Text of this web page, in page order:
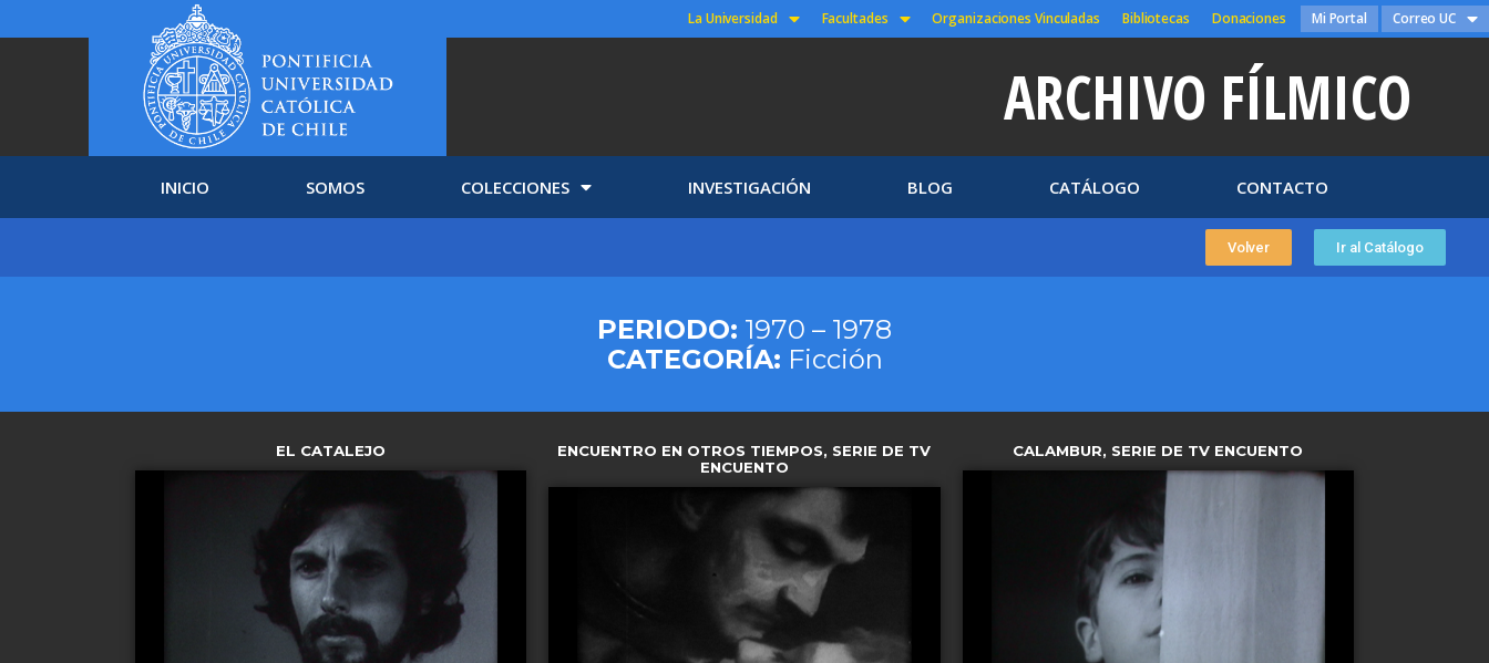
La Universidad Facultades Organizaciones Vinculadas Bibliotecas Donaciones Mi Portal Correo UC
ARCHIVO FÍLMICO
INICIO SOMOS COLECCIONES INVESTIGACIÓN BLOG CATÁLOGO CONTACTO
Volver Ir al Catálogo
PERIODO: 1970 – 1978
CATEGORÍA: Ficción
EL CATALEJO
ENCUENTRO EN OTROS TIEMPOS, SERIE DE TV
ENCUENTO
CALAMBUR, SERIE DE TV ENCUENTO